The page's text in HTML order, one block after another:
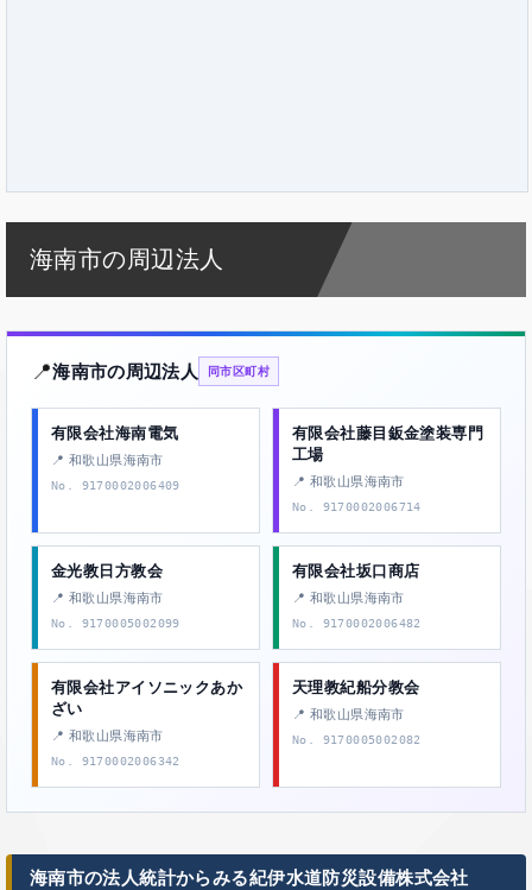
海南市の周辺法人
📍海南市の周辺法人 同市区町村
有限会社海南電気
📍 和歌山県海南市
No. 9170002006409
有限会社藤目鈑金塗装専門
工場
📍 和歌山県海南市
No. 9170002006714
金光教日方教会
📍 和歌山県海南市
No. 9170005002099
有限会社坂口商店
📍 和歌山県海南市
No. 9170002006482
有限会社アイソニックあか
ざい
📍 和歌山県海南市
No. 9170002006342
天理教紀船分教会
📍 和歌山県海南市
No. 9170005002082
海南市の法人統計からみる紀伊水道防災設備株式会社